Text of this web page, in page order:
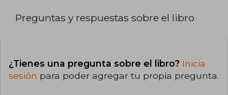
Preguntas y respuestas sobre el libro
¿Tienes una pregunta sobre el libro? Inicia
sesión para poder agregar tu propia pregunta.